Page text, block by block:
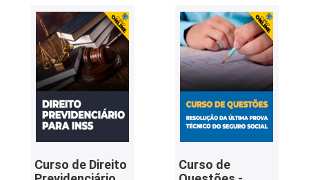
Curso de Direito
Curso de